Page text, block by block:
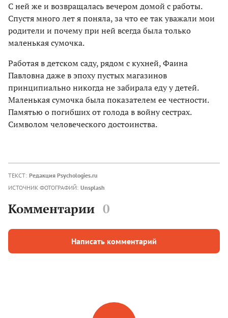
С ней же и возвращалась вечером домой с работы.
Спустя много лет я поняла, за что ее так уважали мои
родители и почему при ней всегда была только
маленькая сумочка.
Работая в детском саду, рядом с кухней, Фаина
Павловна даже в эпоху пустых магазинов
принципиально никогда не забирала еду у детей.
Маленькая сумочка была показателем ее честности.
Памятью о погибших от голода в войну сестрах.
Символом человеческого достоинства.
ТЕКСТ: Редакция Psychologies.ru
ИСТОЧНИК ФОТОГРАФИЙ: Unsplash
Комментарии 0
Написать комментарий